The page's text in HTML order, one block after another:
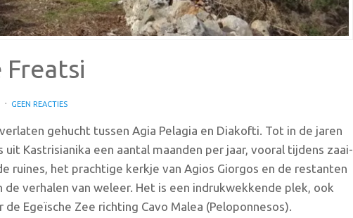
GEEN REACTIES
gehucht tussen Agia Pelagia en Diakofti. Tot in de jaren
Kastrisianika een aantal maanden per jaar, vooral tijdens zaai-
ruines, het prachtige kerkje van Agios Giorgos en de restanten
de verhalen van weleer. Het is een indrukwekkende plek, ook
Egeïsche Zee richting Cavo Malea (Peloponnesos).